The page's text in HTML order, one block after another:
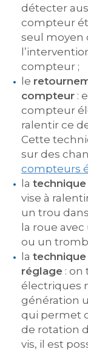
détecter
compteur
seul moyen
compteur ;
le
compteur :
compteur
ralentir ce
Cette
sur des
compteurs
la technique
vise à
un trou
la roue
ou un
la
réglage : on
électriques
génération
qui permet
de rotation
vis, il est